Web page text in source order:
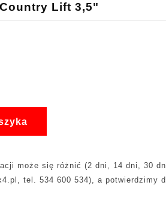
Lift 3,5"
może się różnić (2 dni, 14 dni, 30
, tel. 534 600 534), a potwierdzimy